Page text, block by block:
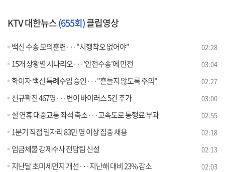
KTV 대한뉴스(655회)클립영상
백신 수송 모의훈련···"시행착오 없어야" 02:28
15개 상황별 시나리오···'안전수송'에 만전 03:04
화이자 백신 특례수입 승인···"흔들지 않도록 주의" 02:27
신규확진 467명···변이 바이러스 5건 추가 03:00
설 연휴 대중교통 좌석 축소···고속도로 통행료 부과 02:55
1분기 직접 일자리 83만 명 이상 집중 채용 02:18
임금체불 강제수사 전담팀 신설 02:13
지난달 초미세먼지 개선···지난해 대비 23% 감소 02:03